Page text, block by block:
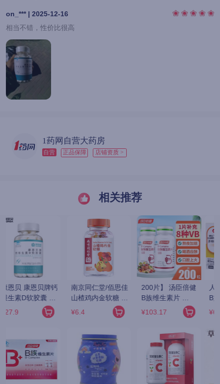
on_*** | 2025-12-16
相当不错，性价比很高
1药网自营大药房
自营 正品保障 店铺资质 >
相关推荐
人仁和 多种维生素
B族片 36g(0.6g*60
片)
¥69
[卡西奈]维生素
B42g(0.7g*12片*5
板)/盒
¥10.8
诺特兰德多种维生
素b族片新一代复合
b族咀嚼片
b1b2b6b12烟酸泛
¥17